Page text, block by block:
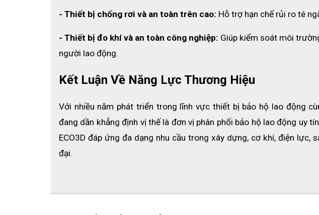
2.5 Có giấy xuất xưởng
Sản phẩm đi kèm giấy xuất xưởng có đóng dấu kiểm tra , đảm bảo
- Thiết bị chống rơi và an toàn trên cao: Hỗ trợ hạn chế rủi ro té
- Thiết bị đo khí và an toàn công nghiệp: Giúp kiểm soát môi
người lao động.
Kết Luận Về Năng Lực Thương Hiệu
Với nhiều năm phát triển trong lĩnh vực thiết bị bảo hộ lao động
đang dần khẳng định vị thế là đơn vị phân phối bảo hộ lao động uy
ECO3D đáp ứng đa dạng nhu cầu trong xây dựng, cơ khí, điện lực,
đại.